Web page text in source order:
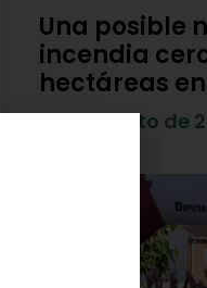
Una posible
incendia
hectáreas
7 de agosto de